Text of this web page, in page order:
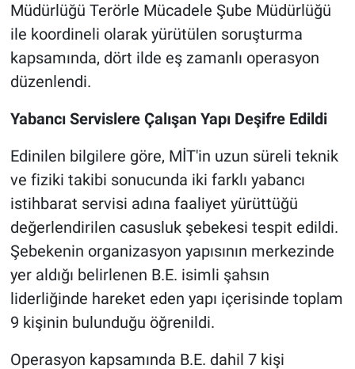
Müdürlüğü Terörle Mücadele Şube Müdürlüğü
ile koordineli olarak yürütülen soruşturma
kapsamında, dört ilde eş zamanlı operasyon
düzenlendi.
Yabancı Servislere Çalışan Yapı Deşifre Edildi
Edinilen bilgilere göre, MİT'in uzun süreli teknik
ve fiziki takibi sonucunda iki farklı yabancı
istihbarat servisi adına faaliyet yürüttüğü
değerlendirilen casusluk şebekesi tespit edildi.
Şebekenin organizasyon yapısının merkezinde
yer aldığı belirlenen B.E. isimli şahsın
liderliğinde hareket eden yapı içerisinde toplam
9 kişinin bulunduğu öğrenildi.
Operasyon kapsamında B.E. dahil 7 kişi